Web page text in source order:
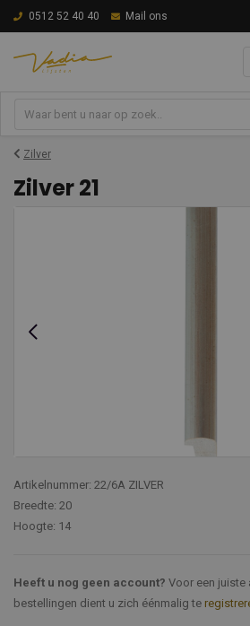
0512 52 40 40 Mail ons
Zilver
Zilver 21
Artikelnummer: 22/6A ZILVER
Breedte: 20
Hoogte: 14
Heeft u nog geen account? Voor een juiste
bestellingen dient u zich éénmalig te